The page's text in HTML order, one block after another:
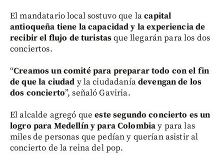
El mandatario local sostuvo que lacapital
antioqueña tiene la capacidad y la experiencia de
recibir el flujo de turistasque llegarán para los dos
conciertos.
“Creamos un comité para preparar todo con el fin
de que la ciudad y la ciudadaníadevengan de los
dos concierto”, señaló Gaviria.
El alcalde agregó queeste segundo concierto es un
logro para Medellín y para Colombiay para las
miles de personas que pedían y querían asistir al
concierto de la reina del pop.